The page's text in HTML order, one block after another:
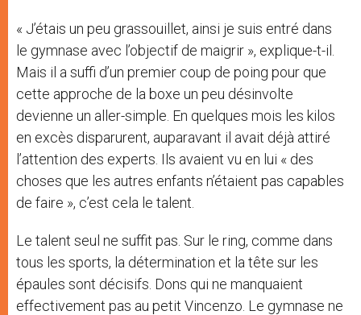
« J’étais un peu grassouillet, ainsi je suis entré dans
le gymnase avec l’objectif de maigrir », explique-t-il.
Mais il a suffi d’un premier coup de poing pour que
cette approche de la boxe un peu désinvolte
devienne un aller-simple. En quelques mois les kilos
en excès disparurent, auparavant il avait déjà attiré
l’attention des experts. Ils avaient vu en lui « des
choses que les autres enfants n’étaient pas capables
de faire », c’est cela le talent.
Le talent seul ne suffit pas. Sur le ring, comme dans
tous les sports, la détermination et la tête sur les
épaules sont décisifs. Dons qui ne manquaient
effectivement pas au petit Vincenzo. Le gymnase ne